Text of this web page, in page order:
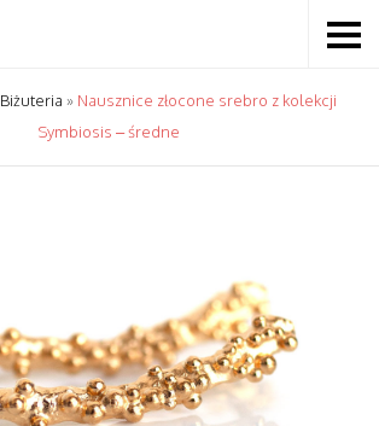
Biżuteria » Nausznice złocone srebro z kolekcji
Symbiosis – średne